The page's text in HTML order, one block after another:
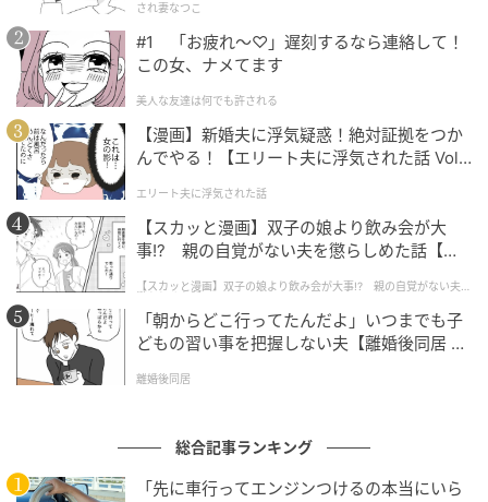
され妻なつこ
#1 「お疲れ〜♡」遅刻するなら連絡して！
この女、ナメてます
美人な友達は何でも許される
【漫画】新婚夫に浮気疑惑！絶対証拠をつか
んでやる！【エリート夫に浮気された話 Vol.
エリート夫に浮気された話
【スカッと漫画】双子の娘より飲み会が大
事!? 親の自覚がない夫を懲らしめた話【第1
【スカッと漫画】双子の娘より飲み会が大事!? 親の自覚がない夫を
懲らしめた話
「朝からどこ行ってたんだよ」いつまでも子
どもの習い事を把握しない夫【離婚後同居 Vo
離婚後同居
総合記事ランキング
「先に車行ってエンジンつけるの本当にいら